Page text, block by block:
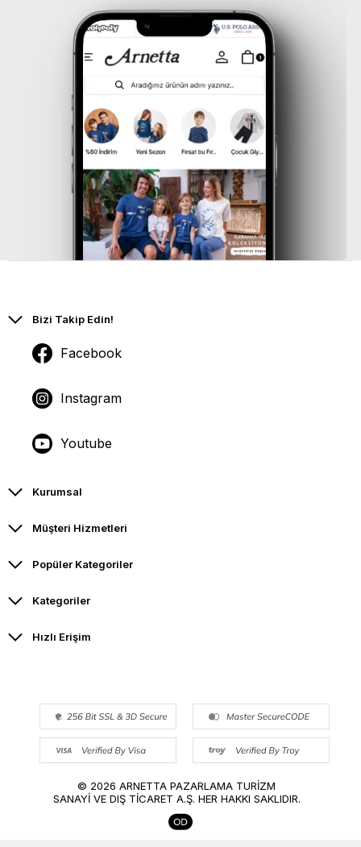
Bizi Takip Edin!
Facebook
Instagram
Youtube
Kurumsal
Müşteri Hizmetleri
Popüler Kategoriler
Kategoriler
Hızlı Erişim
© 2026 ARNETTA PAZARLAMA TURİZM
SANAYİ VE DIŞ TİCARET A.Ş. HER HAKKI SAKLIDIR.